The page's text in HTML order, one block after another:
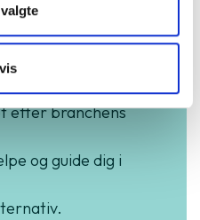
levering.
på Trustpilot.
til skarpe priser.
efter branchens
og guide dig i